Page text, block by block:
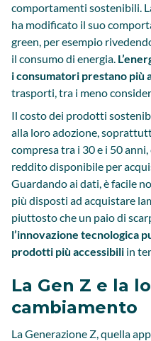
comportamenti sostenibili.
ha modificato il suo
green, per esempio
il consumo di energia.
i consumatori prestano più
trasporti, tra i meno
Il costo dei prodotti
alla loro adozione,
compresa tra i 30 e i 50
reddito disponibile per
Guardando ai dati, è facile
più disposti ad acquistare
piuttosto che un paio di
l’innovazione tecnologica
prodotti più accessibili in
La Gen Z e la
cambiamento
La Generazione Z, quella